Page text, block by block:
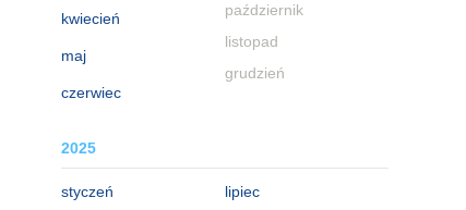
kwiecień
maj
czerwiec
październik
listopad
grudzień
2025
styczeń lipiec